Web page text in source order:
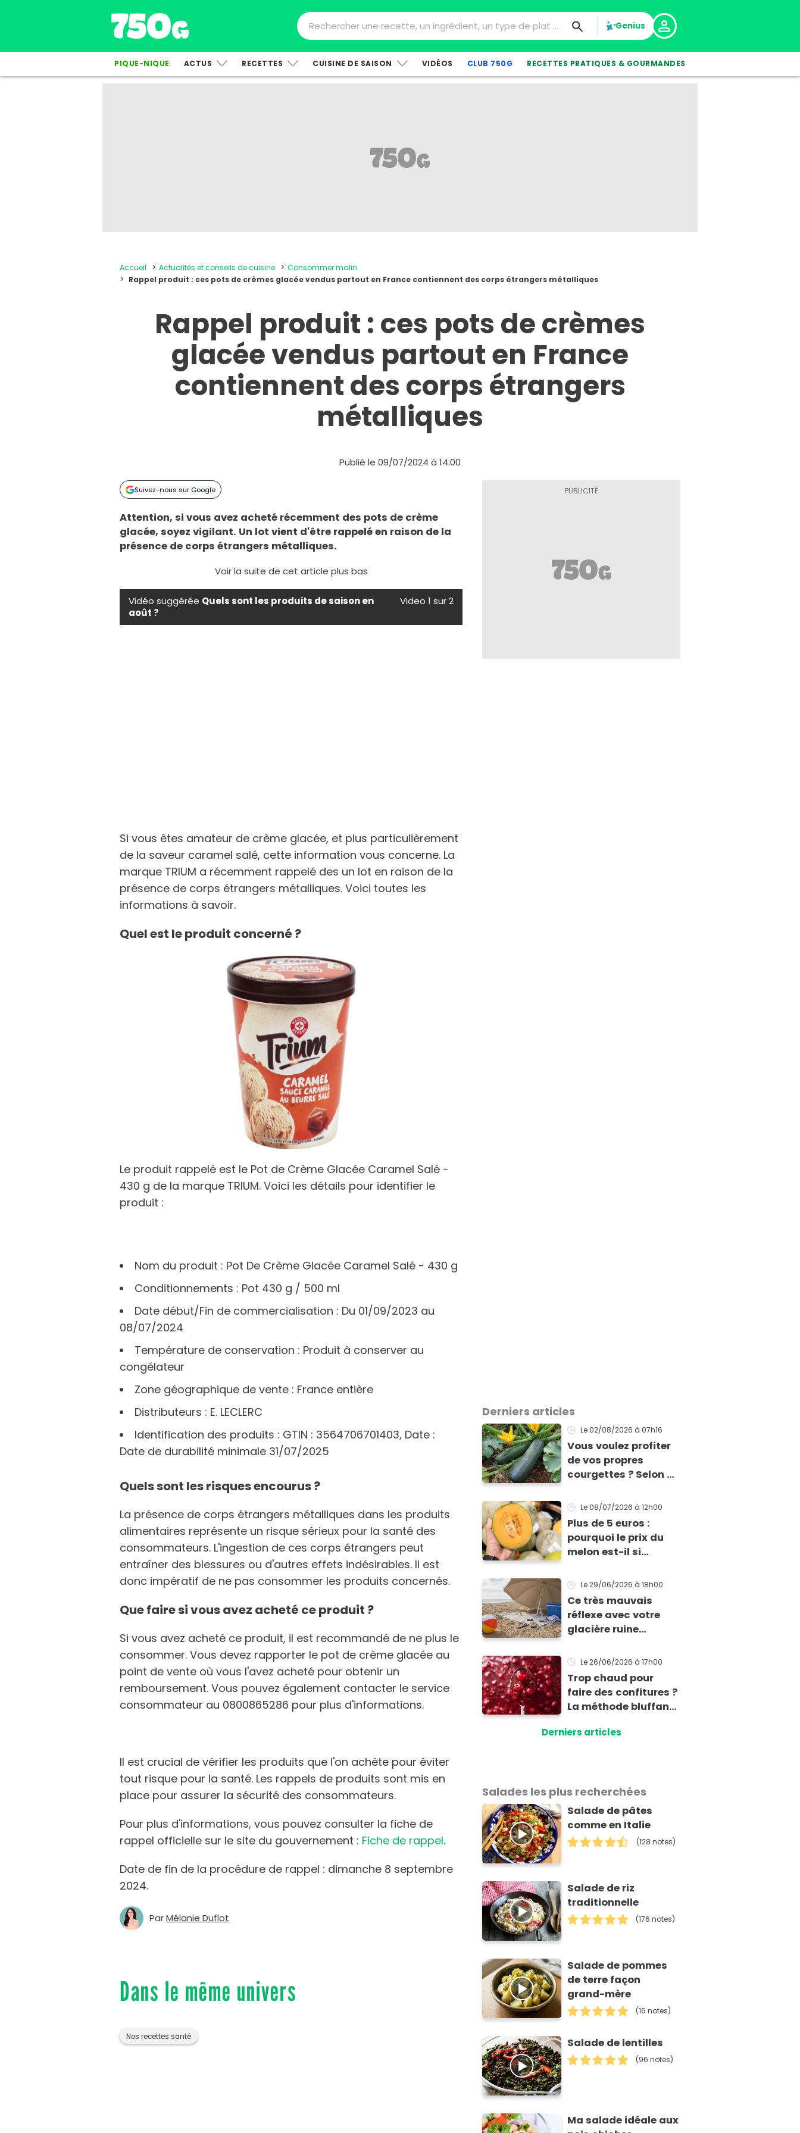
Genius
PIQUE-NIQUE ACTUS RECETTES CUISINE DE SAISON VIDÉOS CLUB 750G RECETTES PRATIQUES & GOURMANDES
Accueil Actualités et conseils de cuisine
Consommer malin
Rappel produit : ces pots de crèmes glacée vendus partout en France contiennent des corps étrangers métalliques
Rappel produit : ces pots de crèmes
glacée vendus partout en France
contiennent des corps étrangers
métalliques
Publié le 09/07/2024 à 14:00
Suivez-nous sur Google
Attention, si vous avez acheté récemment des pots de crème
glacée, soyez vigilant. Un lot vient d'être rappelé en raison de la
présence de corps étrangers métalliques.
Voir la suite de cet article plus bas
Vidéo suggérée Quels sont les produits de saison en
août ?
Video 1 sur 2
Si vous êtes amateur de crème glacée, et plus particulièrement
de la saveur caramel salé, cette information vous concerne. La
marque TRIUM a récemment rappelé des un lot en raison de la
présence de corps étrangers métalliques. Voici toutes les
informations à savoir.
Quel est le produit concerné ?
Le produit rappelé est le Pot de Crème Glacée Caramel Salé -
430 g de la marque TRIUM. Voici les détails pour identifier le
produit :
Nom du produit : Pot De Crème Glacée Caramel Salé - 430 g
Conditionnements : Pot 430 g / 500 ml
Date début/Fin de commercialisation : Du 01/09/2023 au
08/07/2024
Température de conservation : Produit à conserver au
congélateur
Zone géographique de vente : France entière
Distributeurs : E. LECLERC
Identification des produits : GTIN : 3564706701403, Date :
Date de durabilité minimale 31/07/2025
Quels sont les risques encourus ?
La présence de corps étrangers métalliques dans les produits
alimentaires représente un risque sérieux pour la santé des
consommateurs. L'ingestion de ces corps étrangers peut
entraîner des blessures ou d'autres effets indésirables. Il est
donc impératif de ne pas consommer les produits concernés.
Que faire si vous avez acheté ce produit ?
Si vous avez acheté ce produit, il est recommandé de ne plus le
consommer. Vous devez rapporter le pot de crème glacée au
point de vente où vous l'avez acheté pour obtenir un
remboursement. Vous pouvez également contacter le service
consommateur au 0800865286 pour plus d'informations.
Il est crucial de vérifier les produits que l'on achète pour éviter
tout risque pour la santé. Les rappels de produits sont mis en
place pour assurer la sécurité des consommateurs.
Pour plus d'informations, vous pouvez consulter la fiche de
rappel officielle sur le site du gouvernement : Fiche de rappel.
Date de fin de la procédure de rappel : dimanche 8 septembre
2024.
ParMélanie Duflot
Dans le même univers
Nos recettes santé
Derniers articles
Le 02/08/2026 à 07h16
Vous voulez profiter
de vos propres
courgettes ? Selon ce
temps de les planter
pour les récolter dès
la fin de l’été !
Le 08/07/2026 à 12h00
Plus de 5 euros :
pourquoi le prix du
melon est-il si
début de saison
estivale ?
Le 29/06/2026 à 18h00
Ce très mauvais
réflexe avec votre
glacière ruine
fraîcheur de vos
Le 26/06/2026 à 17h00
Trop chaud pour
faire des confitures ?
La méthode bluffante
tartiner vos
Derniers articles
Salades les plus recherchées
Salade de pâtes
comme en Italie
(128 notes)
Salade de riz
traditionnelle
(176 notes)
Salade de pommes
de terre façon
grand-mère
(16 notes)
Salade de lentilles
(96 notes)
Ma salade idéale aux